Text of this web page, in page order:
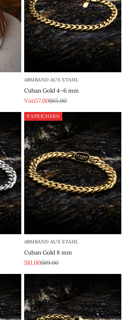
ARMBAND AUS STAHL
Cuban Gold 4–6 mm
REA-pris
Von57.00Pris
$65.00
9 SPEICHERN
ARMBAND AUS STAHL
Cuban Gold 8 mm
REA-pris
$81.00Pris
$89.00